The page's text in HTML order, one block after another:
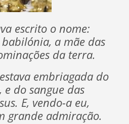
escrito o nome:
a mãe das
da terra.
embriagada do
e do sangue das
E, vendo-a eu,
grande admiração.